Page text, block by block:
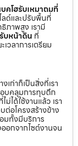
คโฮรับเหมาถมที่
ด์และปรับพื้นที่
ภาพสูง เรามี
บหน้าดิน ที่
วลาการเตรียม
เก่าก็เป็นสิ่งที่เรา
อบคลุมการทุบตึก
ได้ใช้งานแล้ว เรา
ต่อโครงสร้างข้าง
มทั้งมีบริการ
อกจากไซต์งานจน